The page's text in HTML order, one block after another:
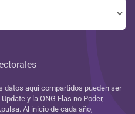
datos aquí compartidos pueden ser
y la ONG Elas no Poder,
Al inicio de cada año,